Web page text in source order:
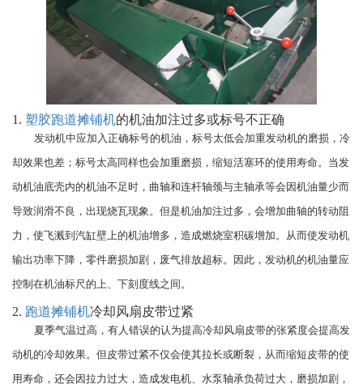
1. 塑胶跑道摊铺机的机油加注过多或标号不正确
发动机中应加入正确标号的机油，标号太低会加重发动机的磨损，冷
却效果也差；标号太高同样也会加重磨损，缩短活塞环的使用寿命。当发
动机油底壳内的机油不足时，曲轴和连杆轴颈与主轴承等会因机油量少而
导致润滑不良，出现烧瓦现象。但是机油加注过多，会增加曲轴的转动阻
力，使飞溅到汽缸壁上的机油增多，造成燃烧室积碳增加。从而使发动机
输出功率下降，零件磨损加剧，废气排放超标。因此，发动机的机油量应
控制在机油标尺的上、下刻度线之间。
2. 跑道摊铺机冷却风扇皮带过紧
夏季气温过高，有人错误的认为提高冷却风扇皮带的张紧度会提高发
动机的冷却效果。但皮带过紧不仅会使其拉长或断裂，从而缩短皮带的使
用寿命，还会因拉力过大，造成发电机、水泵轴承负荷过大，磨损加剧，